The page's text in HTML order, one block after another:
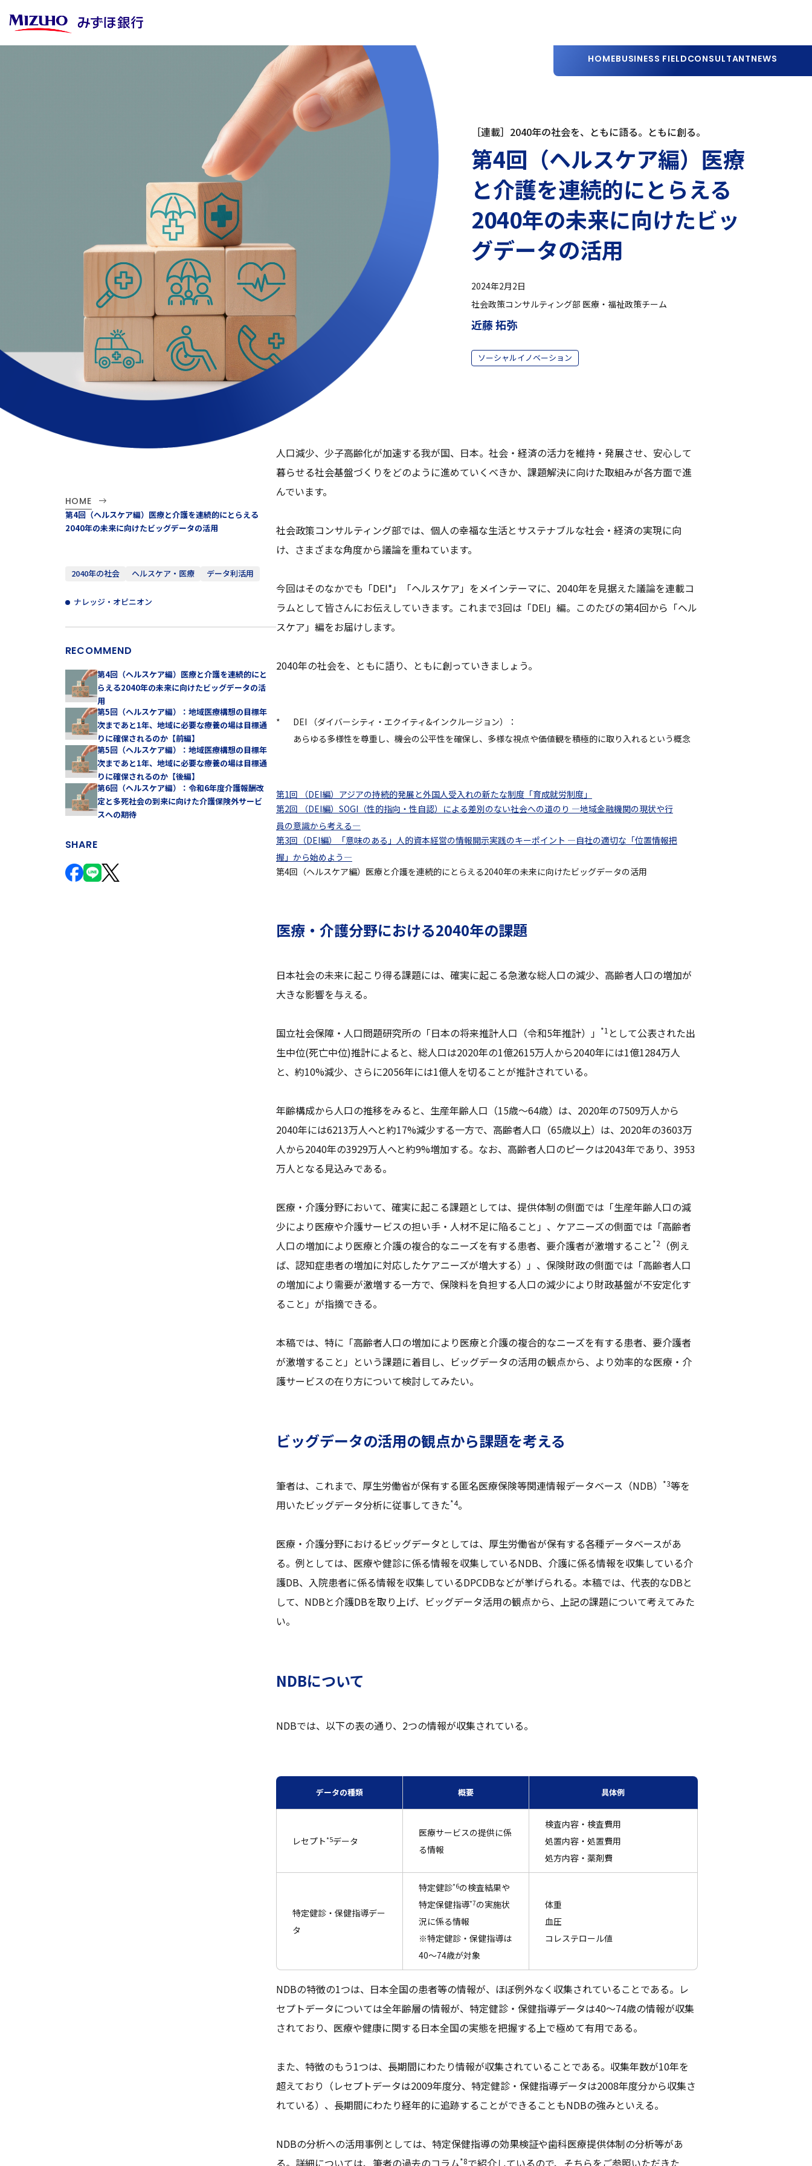
HOMEBUSINESS FIELDCONSULTANTNEWS
［連載］2040年の社会を、ともに語る。ともに創る。
第4回（ヘルスケア編）医療
と介護を連続的にとらえる
2040年の未来に向けたビッ
グデータの活用
2024年2月2日
社会政策コンサルティング部 医療・福祉政策チーム
近藤 拓弥
ソーシャルイノベーション
HOME
第4回（ヘルスケア編）医療と介護を連続的にとらえる
2040年の未来に向けたビッグデータの活用
2040年の社会 ヘルスケア・医療 データ利活用
ナレッジ・オピニオン
RECOMMEND
第4回（ヘルスケア編）医療と介護を連続的にと
らえる2040年の未来に向けたビッグデータの活
用
第5回（ヘルスケア編）：地域医療構想の目標年
次まであと1年、地域に必要な療養の場は目標通
りに確保されるのか【前編】
第5回（ヘルスケア編）：地域医療構想の目標年
次まであと1年、地域に必要な療養の場は目標通
りに確保されるのか【後編】
第6回（ヘルスケア編）：令和6年度介護報酬改
定と多死社会の到来に向けた介護保険外サービ
スへの期待
SHARE
人口減少、少子高齢化が加速する我が国、日本。社会・経済の活力を維持・発展させ、安心して
暮らせる社会基盤づくりをどのように進めていくべきか、課題解決に向けた取組みが各方面で進
んでいます。
社会政策コンサルティング部では、個人の幸福な生活とサステナブルな社会・経済の実現に向
け、さまざまな角度から議論を重ねています。
今回はそのなかでも「DEI*」「ヘルスケア」をメインテーマに、2040年を見据えた議論を連載コ
ラムとして皆さんにお伝えしていきます。これまで3回は「DEI」編。このたびの第4回から「ヘル
スケア」編をお届けします。
2040年の社会を、ともに語り、ともに創っていきましょう。
*
DEI （ダイバーシティ・エクイティ&インクルージョン）：
あらゆる多様性を尊重し、機会の公平性を確保し、多様な視点や価値観を積極的に取り入れるという概念
第1回 （DEI編）アジアの持続的発展と外国人受入れの新たな制度「育成就労制度」
第2回 （DEI編）SOGI（性的指向・性自認）による差別のない社会への道のり ―地域金融機関の現状や行
員の意識から考える―
第3回（DEI編）「意味のある」人的資本経営の情報開示実践のキーポイント ―自社の適切な「位置情報把
握」から始めよう―
第4回（ヘルスケア編）医療と介護を連続的にとらえる2040年の未来に向けたビッグデータの活用
医療・介護分野における2040年の課題
日本社会の未来に起こり得る課題には、確実に起こる急激な総人口の減少、高齢者人口の増加が
大きな影響を与える。
国立社会保障・人口問題研究所の「日本の将来推計人口（令和5年推計）」 *1 として公表された出
生中位(死亡中位)推計によると、総人口は2020年の1億2615万人から2040年には1億1284万人
と、約10%減少、さらに2056年には1億人を切ることが推計されている。
年齢構成から人口の推移をみると、生産年齢人口（15歳～64歳）は、2020年の7509万人から
2040年には6213万人へと約17%減少する一方で、高齢者人口（65歳以上）は、2020年の3603万
人から2040年の3929万人へと約9%増加する。なお、高齢者人口のピークは2043年であり、3953
万人となる見込みである。
医療・介護分野において、確実に起こる課題としては、提供体制の側面では「生産年齢人口の減
少により医療や介護サービスの担い手・人材不足に陥ること」、ケアニーズの側面では「高齢者
人口の増加により医療と介護の複合的なニーズを有する患者、要介護者が激増すること *2（例え
ば、認知症患者の増加に対応したケアニーズが増大する）」、保険財政の側面では「高齢者人口
の増加により需要が激増する一方で、保険料を負担する人口の減少により財政基盤が不安定化す
ること」が指摘できる。
本稿では、特に「高齢者人口の増加により医療と介護の複合的なニーズを有する患者、要介護者
が激増すること」という課題に着目し、ビッグデータの活用の観点から、より効率的な医療・介
護サービスの在り方について検討してみたい。
ビッグデータの活用の観点から課題を考える
筆者は、これまで、厚生労働省が保有する匿名医療保険等関連情報データベース（NDB） *3等を
用いたビッグデータ分析に従事してきた*4。
医療・介護分野におけるビッグデータとしては、厚生労働省が保有する各種データベースがあ
る。例としては、医療や健診に係る情報を収集しているNDB、介護に係る情報を収集している介
護DB、入院患者に係る情報を収集しているDPCDBなどが挙げられる。本稿では、代表的なDBと
して、NDBと介護DBを取り上げ、ビッグデータ活用の観点から、上記の課題について考えてみた
い。
NDBについて
NDBでは、以下の表の通り、2つの情報が収集されている。
データの種類 概要 具体例
レセプト*5データ
医療サービスの提供に係
る情報
検査内容・検査費用
処置内容・処置費用
処方内容・薬剤費
特定健診・保健指導デー
タ
特定健診*6の検査結果や
特定保健指導*7の実施状
況に係る情報
※特定健診・保健指導は
40～74歳が対象
体重
血圧
コレステロール値
NDBの特徴の1つは、日本全国の患者等の情報が、ほぼ例外なく収集されていることである。レ
セプトデータについては全年齢層の情報が、特定健診・保健指導データは40～74歳の情報が収集
されており、医療や健康に関する日本全国の実態を把握する上で極めて有用である。
また、特徴のもう1つは、長期間にわたり情報が収集されていることである。収集年数が10年を
超えており（レセプトデータは2009年度分、特定健診・保健指導データは2008年度分から収集さ
れている）、長期間にわたり経年的に追跡することができることもNDBの強みといえる。
NDBの分析への活用事例としては、特定保健指導の効果検証や歯科医療提供体制の分析等があ
*8